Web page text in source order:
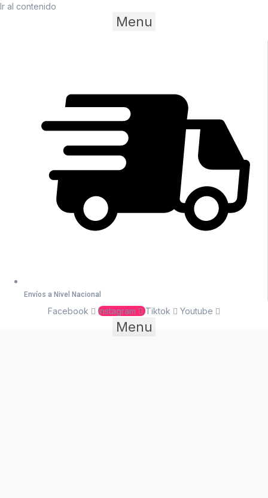
Ir al contenido
Menu
Envíos a Nivel Nacional
Facebook Instagram Tiktok Youtube
Menu